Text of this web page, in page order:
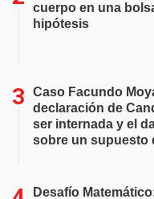
cuerpo en una
hipótesis
Caso Facundo
declaración de
ser internada y el
sobre un supuesto
Desafío